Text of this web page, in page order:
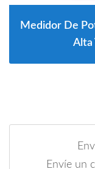
Medidor De
Alta
Envíe un